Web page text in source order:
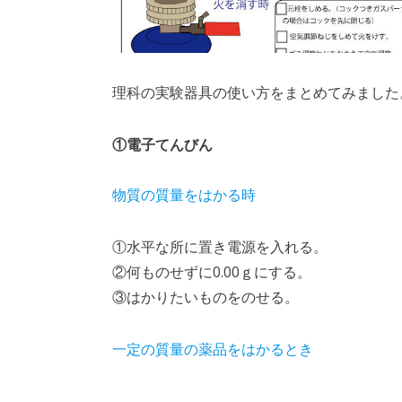
理科の実験器具の使い方をまとめてみまし
①電子てんびん
物質の質量をはかる時
①水平な所に置き電源を入れる。
②何ものせずに0.00ｇにする。
③はかりたいものをのせる。
一定の質量の薬品をはかるとき